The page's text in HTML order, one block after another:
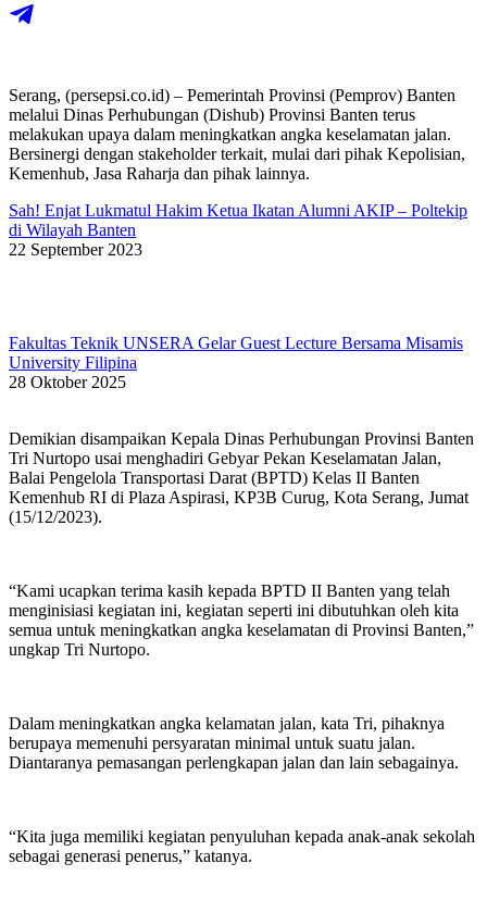
Serang, (persepsi.co.id) – Pemerintah Provinsi (Pemprov) Banten
melalui Dinas Perhubungan (Dishub) Provinsi Banten terus
melakukan upaya dalam meningkatkan angka keselamatan jalan.
Bersinergi dengan stakeholder terkait, mulai dari pihak Kepolisian,
Kemenhub, Jasa Raharja dan pihak lainnya.
Sah! Enjat Lukmatul Hakim Ketua Ikatan Alumni AKIP – Poltekip
di Wilayah Banten
22 September 2023
Fakultas Teknik UNSERA Gelar Guest Lecture Bersama Misamis
University Filipina
28 Oktober 2025
Demikian disampaikan Kepala Dinas Perhubungan Provinsi Banten
Tri Nurtopo usai menghadiri Gebyar Pekan Keselamatan Jalan,
Balai Pengelola Transportasi Darat (BPTD) Kelas II Banten
Kemenhub RI di Plaza Aspirasi, KP3B Curug, Kota Serang, Jumat
(15/12/2023).
“Kami ucapkan terima kasih kepada BPTD II Banten yang telah
menginisiasi kegiatan ini, kegiatan seperti ini dibutuhkan oleh kita
semua untuk meningkatkan angka keselamatan di Provinsi Banten,”
ungkap Tri Nurtopo.
Dalam meningkatkan angka kelamatan jalan, kata Tri, pihaknya
berupaya memenuhi persyaratan minimal untuk suatu jalan.
Diantaranya pemasangan perlengkapan jalan dan lain sebagainya.
“Kita juga memiliki kegiatan penyuluhan kepada anak-anak sekolah
sebagai generasi penerus,” katanya.